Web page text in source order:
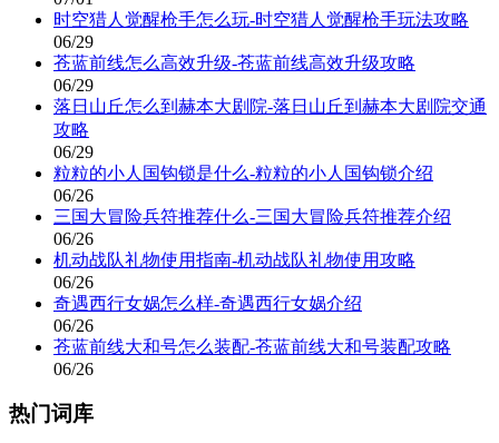
时空猎人觉醒枪手怎么玩-时空猎人觉醒枪手玩法攻略
06/29
苍蓝前线怎么高效升级-苍蓝前线高效升级攻略
06/29
落日山丘怎么到赫本大剧院-落日山丘到赫本大剧院交通
攻略
06/29
粒粒的小人国钩锁是什么-粒粒的小人国钩锁介绍
06/26
三国大冒险兵符推荐什么-三国大冒险兵符推荐介绍
06/26
机动战队礼物使用指南-机动战队礼物使用攻略
06/26
奇遇西行女娲怎么样-奇遇西行女娲介绍
06/26
苍蓝前线大和号怎么装配-苍蓝前线大和号装配攻略
06/26
热门词库